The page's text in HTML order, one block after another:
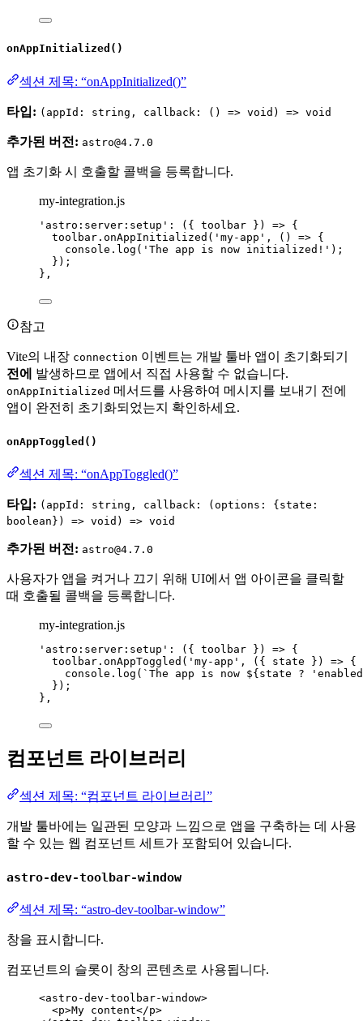
onAppInitialized()
섹션 제목: “onAppInitialized()”
타입: (appId: string, callback: () => void) => void
추가된 버전: astro@4.7.0
앱 초기화 시 호출할 콜백을 등록합니다.
my-integration.js
' astro:server:setup ' : ( { toolbar } ) => {
toolbar . onAppInitialized ( ' my-app ' , () => {
console . log ( ' The app is now initialized! ' );
});
},
참고
Vite의 내장 connection 이벤트는 개발 툴바 앱이 초기화되기
전에
발생하므로 앱에서 직접 사용할 수 없습니다.
onAppInitialized 메서드를 사용하여 메시지를 보내기 전에
앱이 완전히 초기화되었는지 확인하세요.
onAppToggled()
섹션 제목: “onAppToggled()”
타입: (appId: string, callback: (options: {state:
boolean}) => void) => void
추가된 버전: astro@4.7.0
사용자가 앱을 켜거나 끄기 위해 UI에서 앱 아이콘을 클릭할
때 호출될 콜백을 등록합니다.
my-integration.js
' astro:server:setup ' : ( { toolbar } ) => {
toolbar . onAppToggled ( ' my-app ' , ( { state } ) => {
console . log ( ` The app is now ${ state ? ' enabled
});
},
컴포넌트 라이브러리
섹션 제목: “컴포넌트 라이브러리”
개발 툴바에는 일관된 모양과 느낌으로 앱을 구축하는 데 사용
할 수 있는 웹 컴포넌트 세트가 포함되어 있습니다.
astro-dev-toolbar-window
섹션 제목: “astro-dev-toolbar-window”
창을 표시합니다.
컴포넌트의 슬롯이 창의 콘텐츠로 사용됩니다.
<astro-dev-toolbar-window>
<p>My content</p>